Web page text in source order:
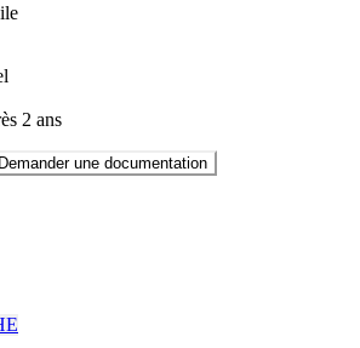
2 ans
Demander une documentation